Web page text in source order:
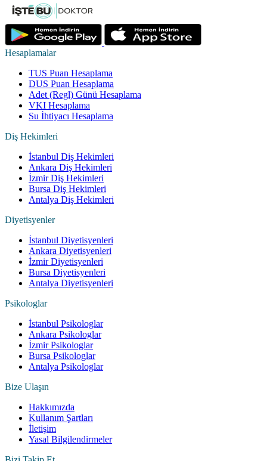
Hesaplamalar
TUS Puan Hesaplama
DUS Puan Hesaplama
Adet (Regl) Günü Hesaplama
VKI Hesaplama
Su İhtiyacı Hesaplama
Diş Hekimleri
İstanbul Diş Hekimleri
Ankara Diş Hekimleri
İzmir Diş Hekimleri
Bursa Diş Hekimleri
Antalya Diş Hekimleri
Diyetisyenler
İstanbul Diyetisyenleri
Ankara Diyetisyenleri
İzmir Diyetisyenleri
Bursa Diyetisyenleri
Antalya Diyetisyenleri
Psikologlar
İstanbul Psikologlar
Ankara Psikologlar
İzmir Psikologlar
Bursa Psikologlar
Antalya Psikologlar
Bize Ulaşın
Hakkımızda
Kullanım Şartları
İletişim
Yasal Bilgilendirmeler